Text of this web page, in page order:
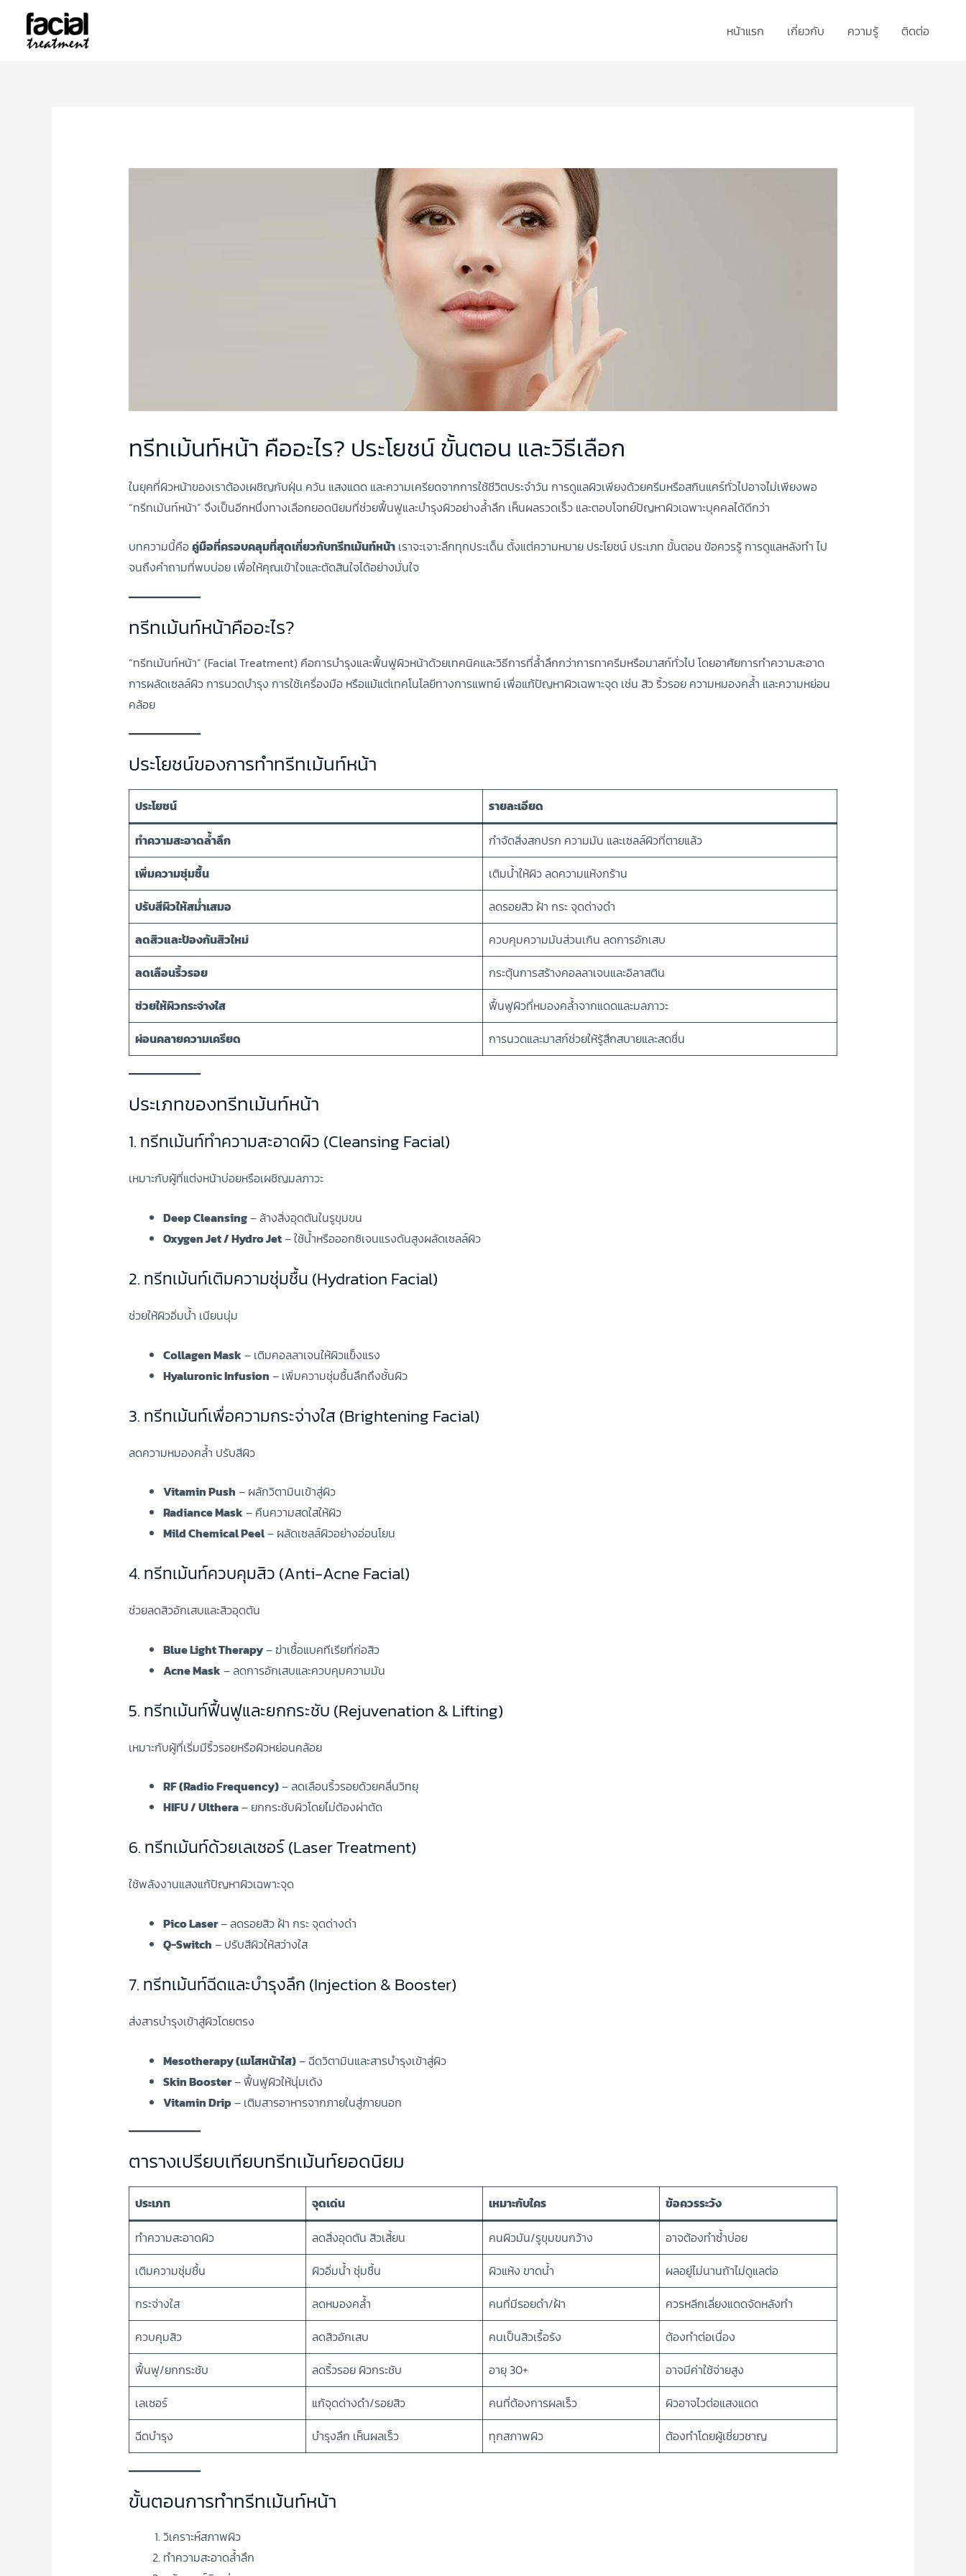
หน้าแรก เกี่ยวกับ ความรู้ ติดต่อ
ทรีทเม้นท์หน้า คืออะไร? ประโยชน์ ขั้นตอน และวิธีเลือก
ในยุคที่ผิวหน้าของเราต้องเผชิญกับฝุ่น ควัน แสงแดด และความเครียดจากการใช้ชีวิตประจำวัน การดูแลผิวเพียงด้วยครีมหรือสกินแคร์ทั่วไปอาจไม่เพียงพอ
“ทรีทเม้นท์หน้า” จึงเป็นอีกหนึ่งทางเลือกยอดนิยมที่ช่วยฟื้นฟูและบำรุงผิวอย่างล้ำลึก เห็นผลรวดเร็ว และตอบโจทย์ปัญหาผิวเฉพาะบุคคลได้ดีกว่า
บทความนี้คือคู่มือที่ครอบคลุมที่สุดเกี่ยวกับทรีทเม้นท์หน้าเราจะเจาะลึกทุกประเด็น ตั้งแต่ความหมาย ประโยชน์ ประเภท ขั้นตอน ข้อควรรู้ การดูแลหลังทำ ไป
จนถึงคำถามที่พบบ่อย เพื่อให้คุณเข้าใจและตัดสินใจได้อย่างมั่นใจ
ทรีทเม้นท์หน้าคืออะไร?
“ทรีทเม้นท์หน้า” (Facial Treatment) คือการบำรุงและฟื้นฟูผิวหน้าด้วยเทคนิคและวิธีการที่ล้ำลึกกว่าการทาครีมหรือมาสก์ทั่วไป โดยอาศัยการทำความสะอาด
การผลัดเซลล์ผิว การนวดบำรุง การใช้เครื่องมือ หรือแม้แต่เทคโนโลยีทางการแพทย์ เพื่อแก้ปัญหาผิวเฉพาะจุด เช่น สิว ริ้วรอย ความหมองคล้ำ และความหย่อน
คล้อย
ประโยชน์ของการทำทรีทเม้นท์หน้า
ประโยชน์
รายละเอียด
ทำความสะอาดล้ำลึก
กำจัดสิ่งสกปรก ความมัน และเซลล์ผิวที่ตายแล้ว
เพิ่มความชุ่มชื้น
เติมน้ำให้ผิว ลดความแห้งกร้าน
ปรับสีผิวให้สม่ำเสมอ
ลดรอยสิว ฝ้า กระ จุดด่างดำ
ลดสิวและป้องกันสิวใหม่
ควบคุมความมันส่วนเกิน ลดการอักเสบ
ลดเลือนริ้วรอย
กระตุ้นการสร้างคอลลาเจนและอิลาสติน
ช่วยให้ผิวกระจ่างใส
ฟื้นฟูผิวที่หมองคล้ำจากแดดและมลภาวะ
ผ่อนคลายความเครียด
การนวดและมาสก์ช่วยให้รู้สึกสบายและสดชื่น
ประเภทของทรีทเม้นท์หน้า
1. ทรีทเม้นท์ทำความสะอาดผิว (Cleansing Facial)
เหมาะกับผู้ที่แต่งหน้าบ่อยหรือเผชิญมลภาวะ
Deep Cleansing– ล้างสิ่งอุดตันในรูขุมขน
Oxygen Jet / Hydro Jet– ใช้น้ำหรือออกซิเจนแรงดันสูงผลัดเซลล์ผิว
2. ทรีทเม้นท์เติมความชุ่มชื้น (Hydration Facial)
ช่วยให้ผิวอิ่มน้ำ เนียนนุ่ม
Collagen Mask– เติมคอลลาเจนให้ผิวแข็งแรง
Hyaluronic Infusion – เพิ่มความชุ่มชื้นลึกถึงชั้นผิว
3. ทรีทเม้นท์เพื่อความกระจ่างใส (Brightening Facial)
ลดความหมองคล้ำ ปรับสีผิว
Vitamin Push – ผลักวิตามินเข้าสู่ผิว
Radiance Mask– คืนความสดใสให้ผิว
Mild Chemical Peel– ผลัดเซลล์ผิวอย่างอ่อนโยน
4. ทรีทเม้นท์ควบคุมสิว (Anti-Acne Facial)
ช่วยลดสิวอักเสบและสิวอุดตัน
Blue Light Therapy– ฆ่าเชื้อแบคทีเรียที่ก่อสิว
Acne Mask– ลดการอักเสบและควบคุมความมัน
5. ทรีทเม้นท์ฟื้นฟูและยกกระชับ (Rejuvenation & Lifting)
เหมาะกับผู้ที่เริ่มมีริ้วรอยหรือผิวหย่อนคล้อย
RF (Radio Frequency)– ลดเลือนริ้วรอยด้วยคลื่นวิทยุ
HIFU / Ulthera– ยกกระชับผิวโดยไม่ต้องผ่าตัด
6. ทรีทเม้นท์ด้วยเลเซอร์ (Laser Treatment)
ใช้พลังงานแสงแก้ปัญหาผิวเฉพาะจุด
Pico Laser– ลดรอยสิว ฝ้า กระ จุดด่างดำ
Q-Switch – ปรับสีผิวให้สว่างใส
7. ทรีทเม้นท์ฉีดและบำรุงลึก (Injection & Booster)
ส่งสารบำรุงเข้าสู่ผิวโดยตรง
Mesotherapy (เมโสหน้าใส)– ฉีดวิตามินและสารบำรุงเข้าสู่ผิว
Skin Booster– ฟื้นฟูผิวให้นุ่มเด้ง
Vitamin Drip– เติมสารอาหารจากภายในสู่ภายนอก
ตารางเปรียบเทียบทรีทเม้นท์ยอดนิยม
ประเภท จุดเด่น เหมาะกับใคร
ข้อควรระวัง
ทำความสะอาดผิว
ลดสิ่งอุดตัน สิวเสี้ยน คนผิวมัน/รูขุมขนกว้าง
อาจต้องทำซ้ำบ่อย
เติมความชุ่มชื้น
ผิวอิ่มน้ำ ชุ่มชื้น ผิวแห้ง ขาดน้ำ
ผลอยู่ไม่นานถ้าไม่ดูแลต่อ
กระจ่างใส
ลดหมองคล้ำ คนที่มีรอยดำ/ฝ้า
ควรหลีกเลี่ยงแดดจัดหลังทำ
ควบคุมสิว
ลดสิวอักเสบ คนเป็นสิวเรื้อรัง
ต้องทำต่อเนื่อง
ฟื้นฟู/ยกกระชับ
ลดริ้วรอย ผิวกระชับ อายุ 30+
อาจมีค่าใช้จ่ายสูง
เลเซอร์
แก้จุดด่างดำ/รอยสิว คนที่ต้องการผลเร็ว
ผิวอาจไวต่อแสงแดด
ฉีดบำรุง
บำรุงลึก เห็นผลเร็ว ทุกสภาพผิว ต้องทำโดยผู้เชี่ยวชาญ
ขั้นตอนการทำทรีทเม้นท์หน้า
วิเคราะห์สภาพผิว
ทำความสะอาดล้ำลึก